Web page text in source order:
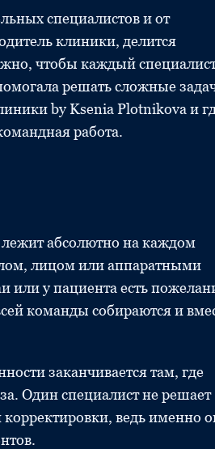
специалистов и от
клиники, делится
чтобы каждый
решать сложные
by Ksenia Plotnikova и
работа.
лежит абсолютно на каждом
лицом или аппаратными
или у пациента есть
команды собираются и
заканчивается там, где
Один специалист не решает
ведь именно